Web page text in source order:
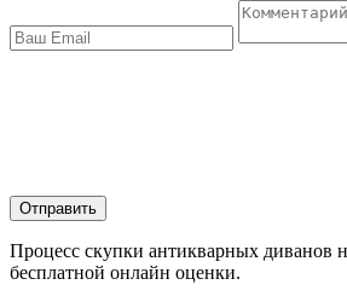
Отправить
Процесс скупки антикварных диванов
бесплатной онлайн оценки.